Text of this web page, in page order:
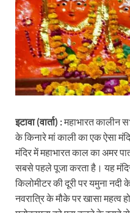
इटावा (वार्ता) :महाभारत कालीन
के किनारे मां काली का एक ऐसा
मंदिर में महाभारत काल का अमर
सबसे पहले पूजा करता है। यह
किलोमीटर की दूरी पर यमुना
नवरात्रि के मौके पर खासा महत्व